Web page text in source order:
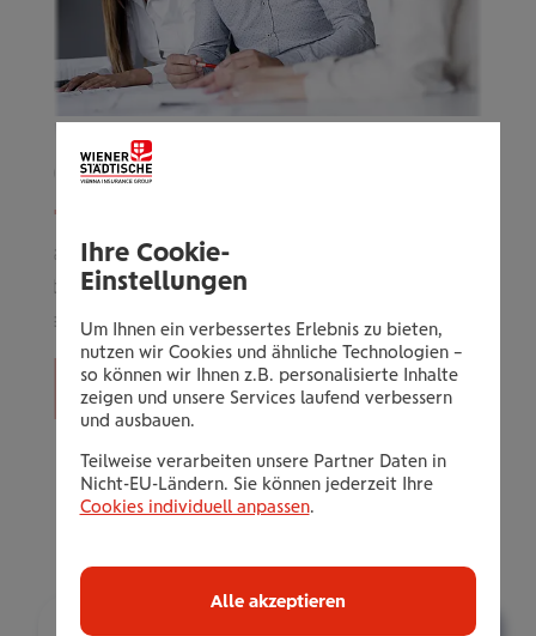
Daten­schutz-Infor­ma­ti­o­nen
Datenschutz hat bei uns einen hohen
Stellenwert. Ihre Daten werden absolut
vertraulich behandelt.
zu den Datenschutz-Informationen
Ihre Cookie-
Einstellungen
Um Ihnen ein verbessertes Erlebnis zu bieten,
nutzen wir Cookies und ähnliche Technologien –
so können wir Ihnen z.B. personalisierte Inhalte
zeigen und unsere Services laufend verbessern
und ausbauen.
Teilweise verarbeiten unsere Partner Daten in
Nicht-EU-Ländern. Sie können jederzeit Ihre
Cookies individuell anpassen.
Alle akzeptieren